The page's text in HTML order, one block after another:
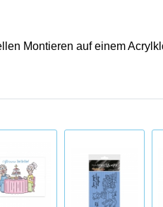
Montieren auf einem